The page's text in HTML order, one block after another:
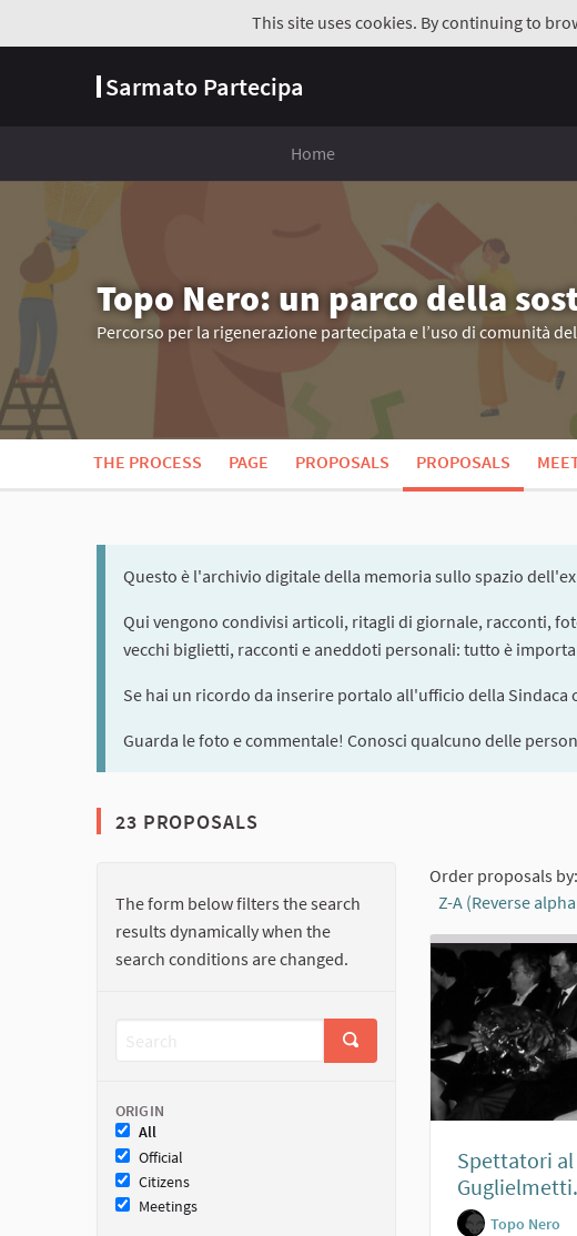
This site uses cookies. By continuing to
Sarmato Partecipa
Home
Topo Nero: un parco della
Percorso per la rigenerazione partecipata e l’uso di comunità
THE PROCESS PAGE PROPOSALS PROPOSALS
Questo è l'archivio digitale della memoria sullo spazio
Qui vengono condivisi articoli, ritagli di giornale, racconti,
vecchi biglietti, racconti e aneddoti personali: tutto è
Se hai un ricordo da inserire portalo all'ufficio della Sindaca
Guarda le foto e commentale! Conosci qualcuno delle
23 PROPOSALS
The form below filters the search
results dynamically when the
search conditions are changed.
ORIGIN
All
Official
Citizens
Meetings
Order proposals by:
Z-A (Reverse
Spettatori al
Topo Nero